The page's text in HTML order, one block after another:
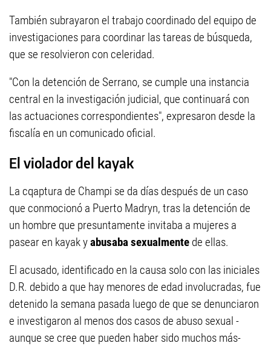
También subrayaron el trabajo coordinado del equipo de
investigaciones para coordinar las tareas de búsqueda,
que se resolvieron con celeridad.
"Con la detención de Serrano, se cumple una instancia
central en la investigación judicial, que continuará con
las actuaciones correspondientes", expresaron desde la
fiscalía en un comunicado oficial.
El violador del kayak
La cqaptura de Champi se da días después de un caso
que conmocionó a Puerto Madryn, tras la detención de
un hombre que presuntamente invitaba a mujeres a
pasear en kayak yabusaba sexualmente de ellas.
El acusado, identificado en la causa solo con las iniciales
D.R. debido a que hay menores de edad involucradas, fue
detenido la semana pasada luego de que se denunciaron
e investigaron al menos dos casos de abuso sexual -
aunque se cree que pueden haber sido muchos más-